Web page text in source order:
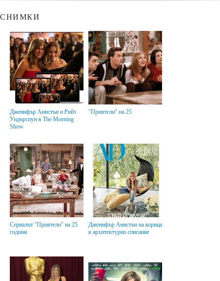
СНИМКИ
Дженифър Анистън и Рийз
Уидърспун в The Morning
Show
"Приятели" на 25
Сериалът "Приятели" на 25
години
Дженифър Анистън на корица
в архитектурно списание